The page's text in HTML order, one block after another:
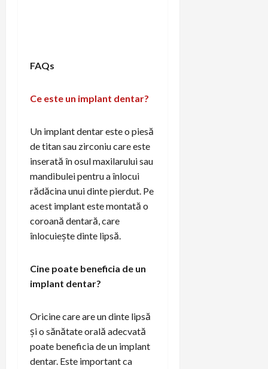
FAQs
Ce este un implant dentar?
Un implant dentar este o piesă
de titan sau zirconiu care este
inserată în osul maxilarului sau
mandibulei pentru a înlocui
rădăcina unui dinte pierdut. Pe
acest implant este montată o
coroană dentară, care
înlocuiește dinte lipsă.
Cine poate beneficia de un
implant dentar?
Oricine care are un dinte lipsă
și o sănătate orală adecvată
poate beneficia de un implant
dentar. Este important ca